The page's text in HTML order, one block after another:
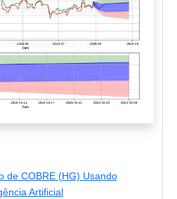
de COBRE (HG) Usando
Artificial